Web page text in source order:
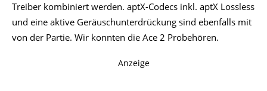
Treiber kombiniert werden. aptX-Codecs inkl. aptX Lossless
und eine aktive Geräuschunterdrückung sind ebenfalls mit
von der Partie. Wir konnten die Ace 2 Probehören.
Anzeige